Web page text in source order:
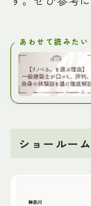
あわせて読みたい
ショールーム